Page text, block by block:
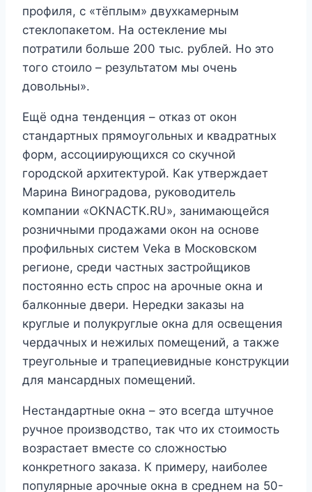
профиля, с «тёплым» двухкамерным
стеклопакетом. На остекление мы
потратили больше 200 тыс. рублей. Но это
того стоило – результатом мы очень
довольны».
Ещё одна тенденция – отказ от окон
стандартных прямоугольных и квадратных
форм, ассоциирующихся со скучной
городской архитектурой. Как утверждает
Марина Виноградова, руководитель
компании «OKNACTK.RU», занимающейся
розничными продажами окон на основе
профильных систем Veka в Московском
регионе, среди частных застройщиков
постоянно есть спрос на арочные окна и
балконные двери. Нередки заказы на
круглые и полукруглые окна для освещения
чердачных и нежилых помещений, а также
треугольные и трапециевидные конструкции
для мансардных помещений.
Нестандартные окна – это всегда штучное
ручное производство, так что их стоимость
возрастает вместе со сложностью
конкретного заказа. К примеру, наиболее
популярные арочные окна в среднем на 50-